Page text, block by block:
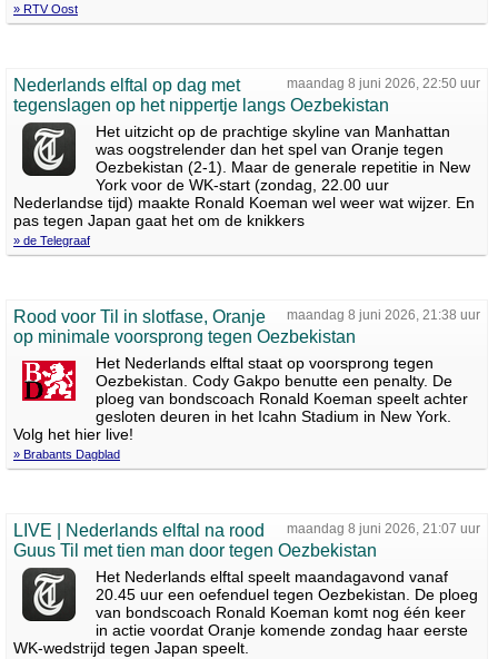
» RTV Oost
maandag 8 juni 2026, 22:50 uur
Nederlands elftal op dag met
tegenslagen op het nippertje langs Oezbekistan
Het uitzicht op de prachtige skyline van Manhattan
was oogstrelender dan het spel van Oranje tegen
Oezbekistan (2-1). Maar de generale repetitie in New
York voor de WK-start (zondag, 22.00 uur
Nederlandse tijd) maakte Ronald Koeman wel weer wat wijzer. En
pas tegen Japan gaat het om de knikkers
» de Telegraaf
maandag 8 juni 2026, 21:38 uur
Rood voor Til in slotfase, Oranje
op minimale voorsprong tegen Oezbekistan
Het Nederlands elftal staat op voorsprong tegen
Oezbekistan. Cody Gakpo benutte een penalty. De
ploeg van bondscoach Ronald Koeman speelt achter
gesloten deuren in het Icahn Stadium in New York.
Volg het hier live!
» Brabants Dagblad
maandag 8 juni 2026, 21:07 uur
LIVE | Nederlands elftal na rood
Guus Til met tien man door tegen Oezbekistan
Het Nederlands elftal speelt maandagavond vanaf
20.45 uur een oefenduel tegen Oezbekistan. De ploeg
van bondscoach Ronald Koeman komt nog één keer
in actie voordat Oranje komende zondag haar eerste
WK-wedstrijd tegen Japan speelt.